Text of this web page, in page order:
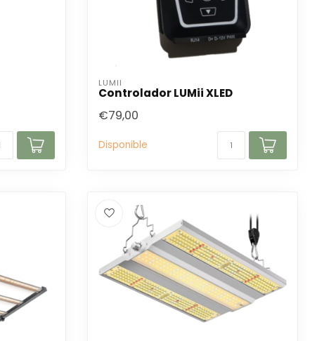
LUMII
Controlador LUMii XLED
€79,00
Disponible